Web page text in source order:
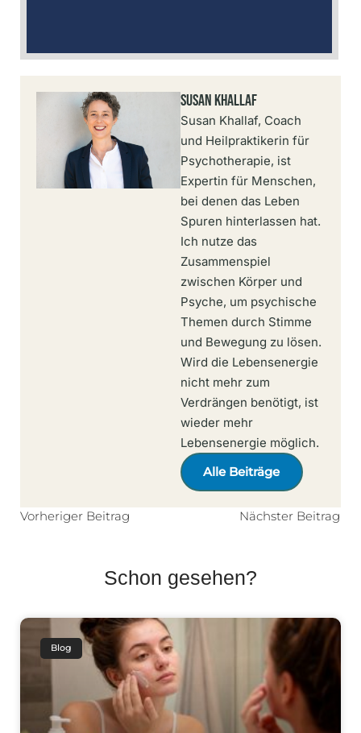
Susan Khallaf
Susan Khallaf, Coach
und Heilpraktikerin für
Psychotherapie, ist
Expertin für Menschen,
bei denen das Leben
Spuren hinterlassen hat.
Ich nutze das
Zusammenspiel
zwischen Körper und
Psyche, um psychische
Themen durch Stimme
und Bewegung zu lösen.
Wird die Lebensenergie
nicht mehr zum
Verdrängen benötigt, ist
wieder mehr
Lebensenergie möglich.
Alle Beiträge
Vorheriger Beitrag Nächster Beitrag
Schon gesehen?
Blog